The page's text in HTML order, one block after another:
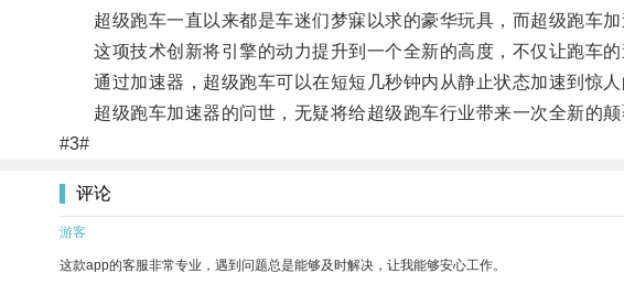
超级跑车一直以来都是车迷们梦寐以求的豪华玩具，而超级跑车加
这项技术创新将引擎的动力提升到一个全新的高度，不仅让跑车的
通过加速器，超级跑车可以在短短几秒钟内从静止状态加速到惊人
超级跑车加速器的问世，无疑将给超级跑车行业带来一次全新的颠
#3#
评论
游客
这款app的客服非常专业，遇到问题总是能够及时解决，让我能够安心工作。